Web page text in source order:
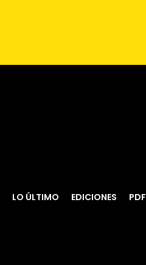
LO ÚLTIMO EDICIONES PDF